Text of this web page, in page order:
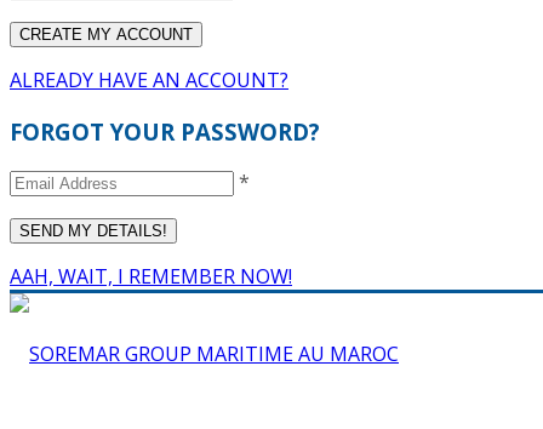
ALREADY HAVE AN ACCOUNT?
FORGOT YOUR PASSWORD?
*
AAH, WAIT, I REMEMBER NOW!